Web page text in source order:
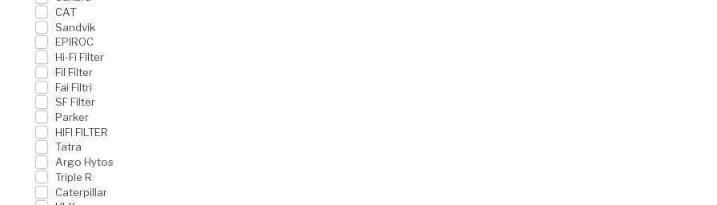
CAT
Sandvik
EPIROC
Hi-Fi Filter
Fil Filter
Fai Filtri
SF Filter
Parker
HIFI FILTER
Tatra
Argo Hytos
Triple R
Caterpillar